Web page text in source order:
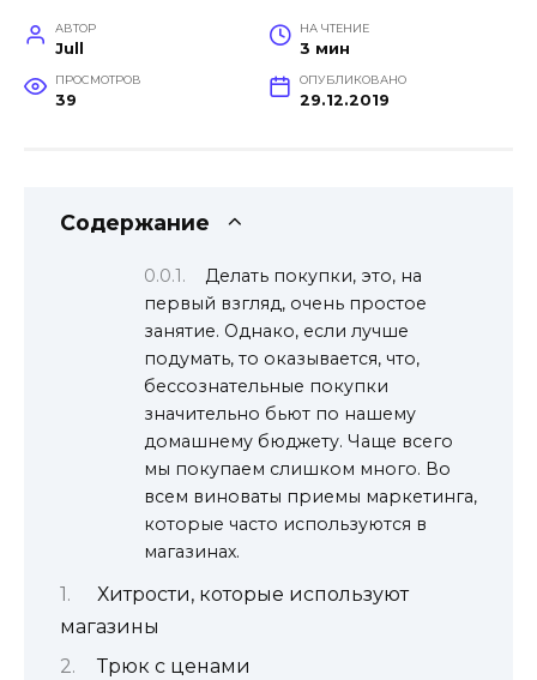
АВТОР
Jull
НА ЧТЕНИЕ
3 мин
ПРОСМОТРОВ
39
ОПУБЛИКОВАНО
29.12.2019
Содержание
Делать покупки, это, на
первый взгляд, очень простое
занятие. Однако, если лучше
подумать, то оказывается, что,
бессознательные покупки
значительно бьют по нашему
домашнему бюджету. Чаще всего
мы покупаем слишком много. Во
всем виноваты приемы маркетинга,
которые часто используются в
магазинах.
Хитрости, которые используют
магазины
Трюк с ценами